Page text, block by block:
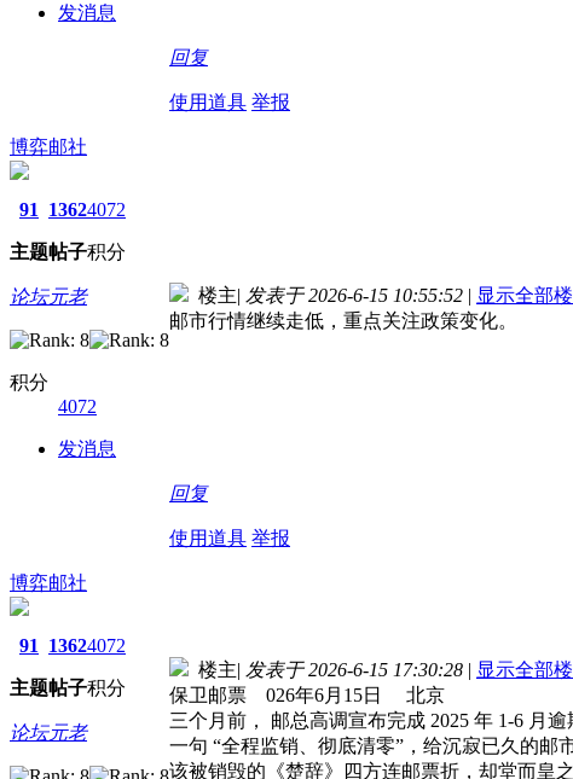
发消息
回复
使用道具 举报
博弈邮社
91
主题
1362
帖子
4072
积分
论坛元老
积分
4072
发消息
楼主| 发表于 2026-6-15 10:55:52 | 显示全部
邮市行情继续走低，重点关注政策变化。
回复
使用道具 举报
博弈邮社
91
主题
1362
帖子
4072
积分
论坛元老
楼主| 发表于 2026-6-15 17:30:28 | 显示全部
保卫邮票 026年6月15日 北京
三个月前， 邮总高调宣布完成 2025 年 1-6 月
一句 “全程监销、彻底清零”，给沉寂已久的邮
该被销毁的《楚辞》四方连邮票折，却堂而皇